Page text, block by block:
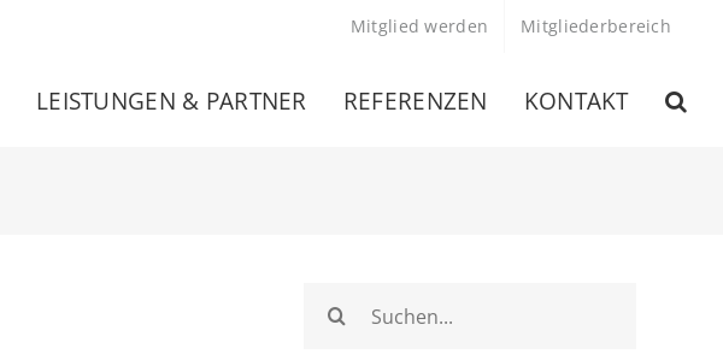
Mitglied werden Mitgliederbereich
LEISTUNGEN & PARTNER REFERENZEN KONTAKT
Suche
nach: